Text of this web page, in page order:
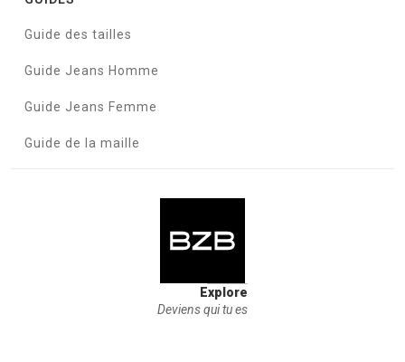
Guide des tailles
Guide Jeans Homme
Guide Jeans Femme
Guide de la maille
Explore
Deviens qui tu es